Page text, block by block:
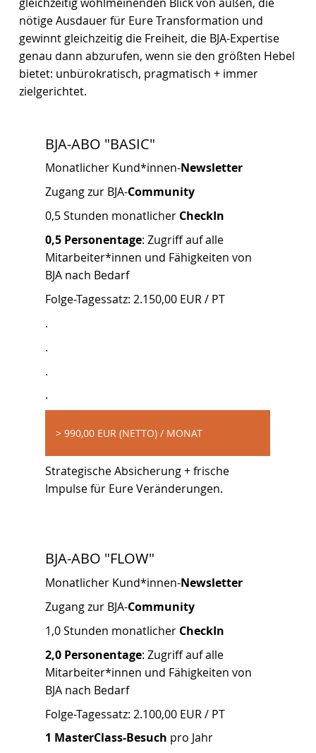
nötige Ausdauer für Eure Transformation und
gewinnt gleichzeitig die Freiheit, die BJA-Expertise
genau dann abzurufen, wenn sie den größten Hebel
bietet: unbürokratisch, pragmatisch + immer
zielgerichtet.
BJA-ABO "BASIC"
Monatlicher Kund*innen-Newsletter
Zugang zur BJA-Community
0,5 Stunden monatlicher CheckIn
0,5 Personentage: Zugriff auf alle
Mitarbeiter*innen und Fähigkeiten von
BJA nach Bedarf
Folge-Tagessatz: 2.150,00 EUR / PT
.
.
.
.
> 990,00 EUR (NETTO) / MONAT
Strategische Absicherung + frische
Impulse für Eure Veränderungen.
BJA-ABO "FLOW"
Monatlicher Kund*innen-Newsletter
Zugang zur BJA-Community
1,0 Stunden monatlicher CheckIn
2,0 Personentage: Zugriff auf alle
Mitarbeiter*innen und Fähigkeiten von
BJA nach Bedarf
Folge-Tagessatz: 2.100,00 EUR / PT
1 MasterClass-Besuch pro Jahr